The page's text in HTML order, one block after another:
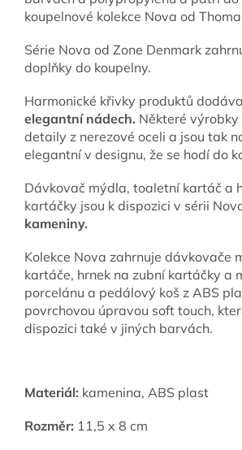
koupelnové kolekce Nova od
Série Nova od Zone Denmark
doplňky do koupelny.
Harmonické křivky produktů
elegantní nádech. Některé
detaily z nerezové oceli a jsou tak
elegantní v designu, že se hodí do
Dávkovač mýdla, toaletní kartáč a
kartáčky jsou k dispozici v sérii
kameniny.
Kolekce Nova zahrnuje dávkovače
kartáče, hrnek na zubní kartáčky a
porcelánu a pedálový koš z ABS
povrchovou úpravou soft touch,
dispozici také v jiných barvách.
Materiál: kamenina, ABS plast
Rozměr: 11,5 x 8 cm